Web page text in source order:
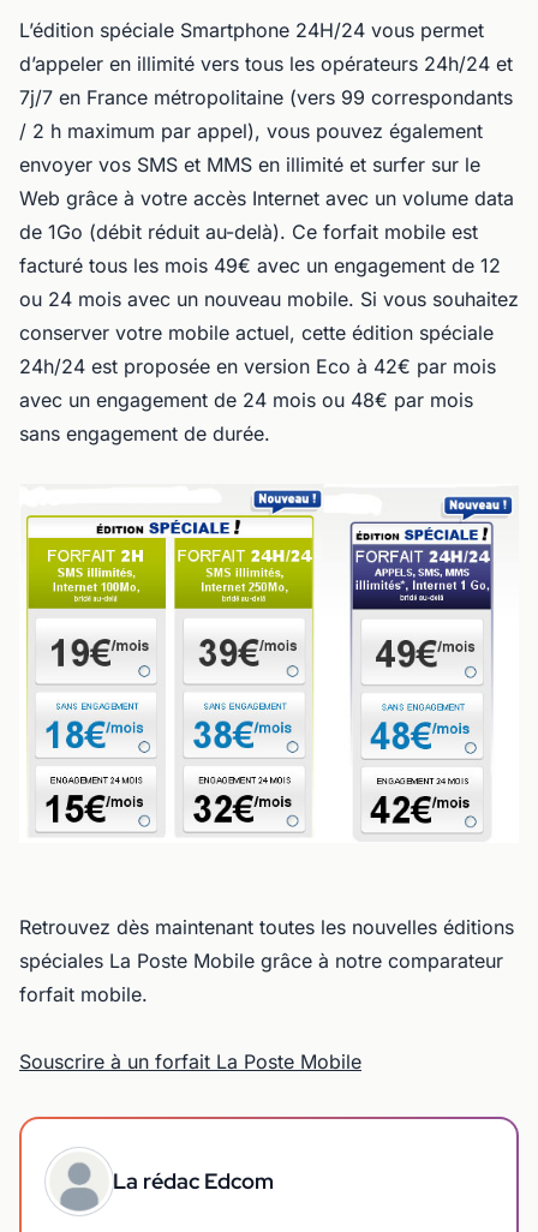
L’édition spéciale Smartphone 24H/24 vous permet
d’appeler en illimité vers tous les opérateurs 24h/24 et
7j/7 en France métropolitaine (vers 99 correspondants
/ 2 h maximum par appel), vous pouvez également
envoyer vos SMS et MMS en illimité et surfer sur le
Web grâce à votre accès Internet avec un volume data
de 1Go (débit réduit au-delà). Ce forfait mobile est
facturé tous les mois 49€ avec un engagement de 12
ou 24 mois avec un nouveau mobile. Si vous souhaitez
conserver votre mobile actuel, cette édition spéciale
24h/24 est proposée en version Eco à 42€ par mois
avec un engagement de 24 mois ou 48€ par mois
sans engagement de durée.
Retrouvez dès maintenant toutes les nouvelles éditions
spéciales La Poste Mobile grâce à notre comparateur
forfait mobile.
Souscrire à un forfait La Poste Mobile
La rédac Edcom